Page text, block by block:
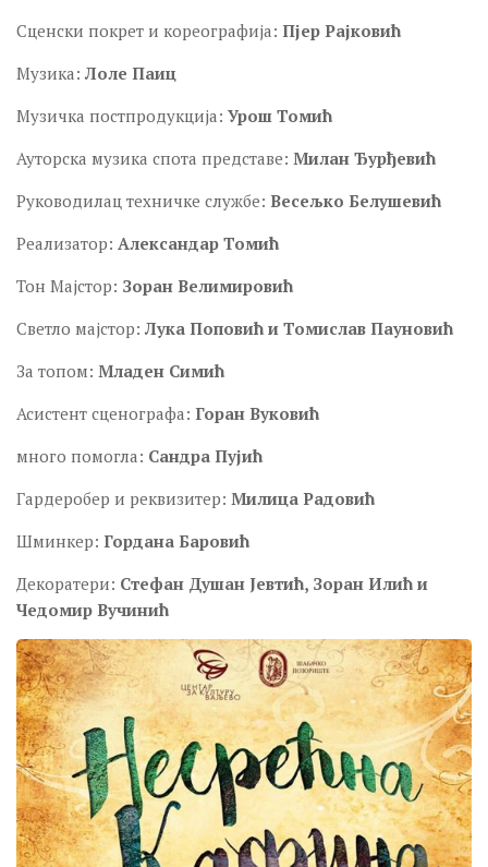
Сценски покрет и кореографија: Пјер Рајковић
Музика: Лоле Паиц
Музичка постпродукција: Урош Томић
Ауторска музика спота представе: Милан Ђурђевић
Руководилац техничке службе: Весељко Белушевић
Реализатор: Александар Томић
Тон Мајстор: Зоран Велимировић
Светло мајстор: Лука Поповић и Томислав Пауновић
За топом: Младен Симић
Асистент сценографа: Горан Вуковић
много помогла: Сандра Пујић
Гардеробер и реквизитер: Милица Радовић
Шминкер: Гордана Баровић
Декоратери: Стефан Душан Јевтић, Зоран Илић и
Чедомир Вучинић